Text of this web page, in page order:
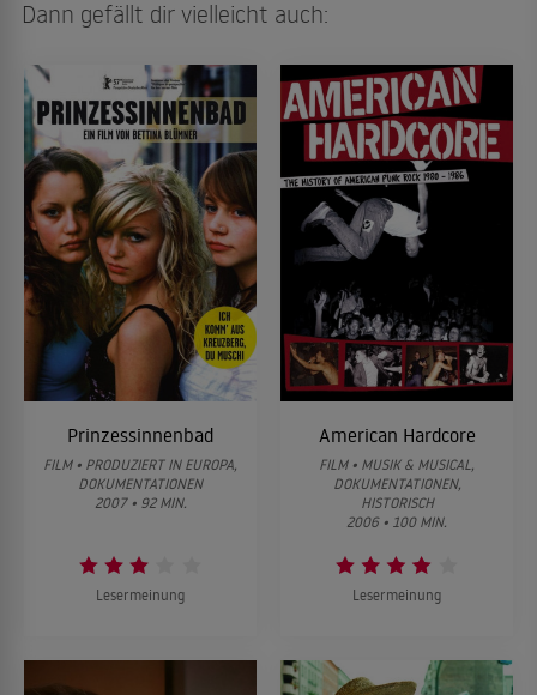
Dann gefällt dir vielleicht auch:
Prinzessinnenbad
FILM • PRODUZIERT IN EUROPA,
DOKUMENTATIONEN
2007 • 92 MIN.
Lesermeinung
American Hardcore
FILM • MUSIK & MUSICAL,
DOKUMENTATIONEN,
HISTORISCH
2006 • 100 MIN.
Lesermeinung